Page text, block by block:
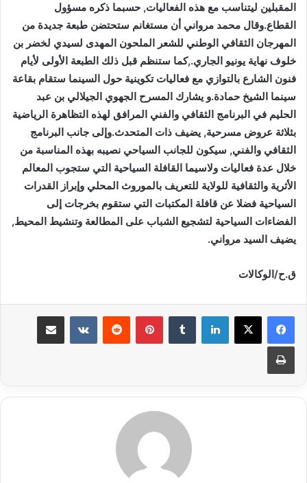
المقبلين ليتناسب مع هذه الفعاليات, حسبما ذكره مسؤول
القطاع.وقال محمد مرواني أن مستغانم ستحتضن طبعة جديدة من
المهرجان الثقافي الوطني للشعر الملحون المهدى لسيدي لخضر بن
خلوف نهاية يونيو الجاري.,كما ستنظم قبل ذلك الطبعة الأولى لأيام
فنون الشارع بالتوازي مع فعاليات تكوينية حول السينما ستقام بقاعة
سينما الشيخ حمادة.و يشارك المسرح الجهوي الجيلالي بن عبد
الحليم في البرنامج الثقافي والفني المرافق لهذه التظاهرة الرياضية
بثلاثة عروض مسرحية, يضيف ذات المتحدث.وإلى جانب البرنامج
الثقافي والفني, سيكون للجانب السياحي نصيبه بهذه المناسبة من
خلال عدة فعاليات ولاسيما القافلة السياحية التي ستجوب المعالم
الأثرية والثقافية للولاية للتعريف بالموروث المحلي وإبراز القدرات
السياحية فضلا عن قافلة المكتبات التي ستقوم بخرجات إلى
الفضاءات السياحية لتشجيع الشباب على المطالعة وتنشيط المحيط,
يضيف السيد مرواني.
ق.ح/الوكالات
لينكدإن بينتيريست
طباعة